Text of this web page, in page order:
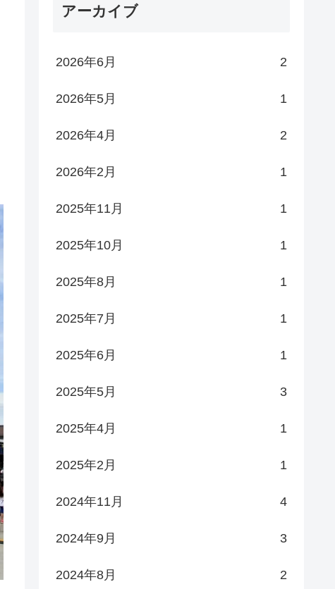
アーカイブ
2026年6月 2
2026年5月 1
2026年4月 2
2026年2月 1
2025年11月 1
2025年10月 1
2025年8月 1
2025年7月 1
2025年6月 1
2025年5月 3
2025年4月 1
2025年2月 1
2024年11月 4
2024年9月 3
2024年8月 2